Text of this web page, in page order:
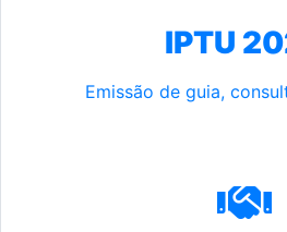
IPTU
Emissão de guia,